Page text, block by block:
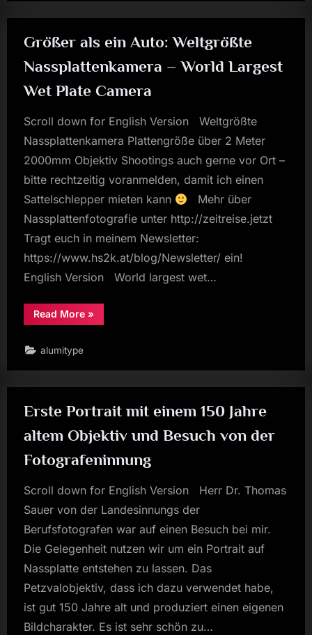
Größer als ein Auto: Weltgrößte
Nassplattenkamera – World Largest
Wet Plate Camera
Scroll down for English Version Weltgrößte
Nassplattenkamera Plattengröße über 2 Meter
2000mm Objektiv Shootings auch gerne vor Ort –
bitte rechtzeitig voranmelden, damit ich einen
Sattelschlepper mieten kann
Mehr über
Nassplattenfotografie unter http://zeitreise.jetzt
Tragt euch in meinem Newsletter:
https://www.hs2k.at/blog/Newsletter/ ein!
English Version World largest wet…
Read More“Größer
als
–
Plate
»
alumitype
Erste Portrait mit einem 150 Jahre
altem Objektiv und Besuch von der
Fotografeninnung
Scroll down for English Version Herr Dr. Thomas
Sauer von der Landesinnungs der
Berufsfotografen war auf einen Besuch bei mir.
Die Gelegenheit nutzen wir um ein Portrait auf
Nassplatte entstehen zu lassen. Das
Petzvalobjektiv, dass ich dazu verwendet habe,
ist gut 150 Jahre alt und produziert einen eigenen
Bildcharakter. Es ist sehr schön zu…